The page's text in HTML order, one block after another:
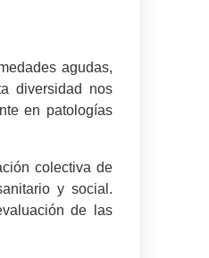
agudas,
diversidad nos
en patologías
colectiva de
y social.
de las